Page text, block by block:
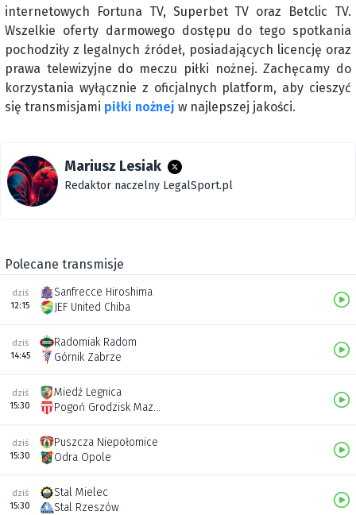
internetowych Fortuna TV, Superbet TV oraz Betclic TV.
Wszelkie oferty darmowego dostępu do tego spotkania
pochodziły z legalnych źródeł, posiadających licencję oraz
prawa telewizyjne do meczu piłki nożnej. Zachęcamy do
korzystania wyłącznie z oficjalnych platform, aby cieszyć
się transmisjami piłki nożnej w najlepszej jakości.
Mariusz Lesiak
Redaktor naczelny LegalSport.pl
Polecane transmisje
dziś
12:15
Sanfrecce Hiroshima
JEF United Chiba
dziś
14:45
Radomiak Radom
Górnik Zabrze
dziś
15:30
Miedź Legnica
Pogoń Grodzisk Mazowiecki
dziś
15:30
Puszcza Niepołomice
Odra Opole
dziś
15:30
Stal Mielec
Stal Rzeszów